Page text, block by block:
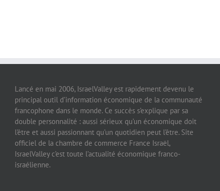
Lancé en mai 2006, IsraelValley est rapidement devenu le
principal outil d’information économique de la communauté
francophone dans le monde. Ce succès s’explique par sa
double personnalité : aussi sérieux qu’un économique doit
l’être et aussi passionnant qu’un quotidien peut l’être. Site
officiel de la chambre de commerce France Israël,
IsraelValley c’est toute l’actualité économique franco-
israélienne.